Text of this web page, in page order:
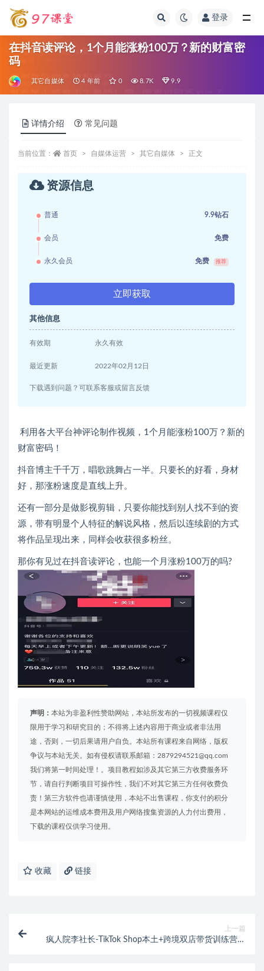
登录
在抖音读评论，1个月能涨粉100万？新的财富密
码
其它自媒体 4 年前 0 8.7K 9.9
详情介绍 常见问题
当前位置： 首页 自媒体运营 其它自媒体 正文
资源信息
普通 9.9钻石
会员 免费
永久会员 免费 推荐
立即获取
其他信息
有效期 永久有效
最近更新 2022年02月12日
下载遇到问题？可联系客服或留言反馈
利用各大平台神评论制作视频，1个月能涨粉100万？新的
财富密码！
抖音博主千千万，唱歌跳舞占一半。只要长的好看，身材
好，那涨粉速度是直线上升。
还有一部分是做影视剪辑，只要你能找到别人找不到的资
源，带有明显个人特征的解说风格，然后以连续剧的方式
将作品呈现出来，同样会收获很多粉丝。
那你有见过在抖音读评论，也能一个月涨粉100万的吗?
声明： 本站为非盈利性赞助网站，本站所发布的一切视频课程仅
限用于学习和研究目的；不得将上述内容用于商业或者非法用
途，否则，一切后果请用户自负。本站所有课程来自网络，版权
争议与本站无关。如有侵权请联系邮箱：2879294521@qq.com
我们将第一时间处理！。项目教程如涉及其它第三方收费服务环
节，请自行判断项目可操作性，我们不对其它第三方任何收费负
责！第三方软件也请谨慎使用，本站不出售课程，你支付的积分
是本网站的运维成本费用及用户网络搜集资源的人力付出费用，
下载的课程仅供学习使用。
收藏 链接
上一篇
疯人院李社长-TikTok Shop本土+跨境双店带货训练营第